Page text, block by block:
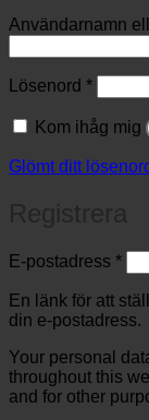
Användarnamn
Lösenord *
Kom ihåg mig
Glömt ditt
E-postadress *
En länk för att
din e-postadress.
Your personal
throughout this
and for other